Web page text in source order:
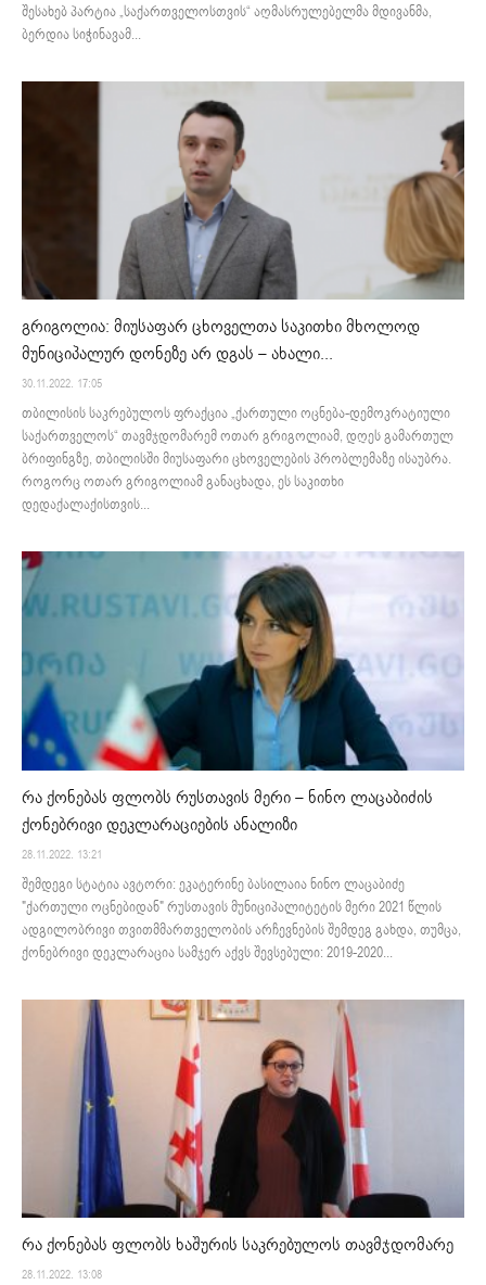
შესახებ პარტია „საქართველოსთვის“ აღმასრულებელმა მდივანმა,
ბერდია სიჭინავამ...
გრიგოლია: მიუსაფარ ცხოველთა საკითხი მხოლოდ
მუნიციპალურ დონეზე არ დგას – ახალი...
30.11.2022. 17:05
თბილისის საკრებულოს ფრაქცია „ქართული ოცნება-დემოკრატიული
საქართველოს“ თავმჯდომარემ ოთარ გრიგოლიამ, დღეს გამართულ
ბრიფინგზე, თბილისში მიუსაფარი ცხოველების პრობლემაზე ისაუბრა.
როგორც ოთარ გრიგოლიამ განაცხადა, ეს საკითხი
დედაქალაქისთვის...
რა ქონებას ფლობს რუსთავის მერი – ნინო ლაცაბიძის
ქონებრივი დეკლარაციების ანალიზი
28.11.2022. 13:21
შემდეგი სტატია ავტორი: ეკატერინე ბასილაია ნინო ლაცაბიძე
"ქართული ოცნებიდან" რუსთავის მუნიციპალიტეტის მერი 2021 წლის
ადგილობრივი თვითმმართველობის არჩევნების შემდეგ გახდა, თუმცა,
ქონებრივი დეკლარაცია სამჯერ აქვს შევსებული: 2019-2020...
რა ქონებას ფლობს ხაშურის საკრებულოს თავმჯდომარე
28.11.2022. 13:08